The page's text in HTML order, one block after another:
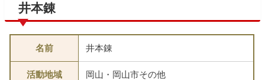
井本錬
名前 井本錬
活動地域 岡山・岡山市その他